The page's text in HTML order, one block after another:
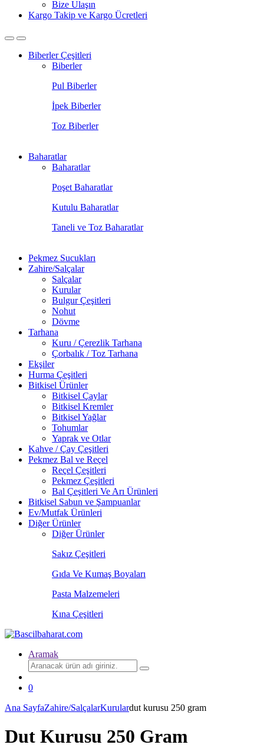
Bize Ulaşın
Kargo Takip ve Kargo Ücretleri
Biberler Çeşitleri
Biberler
Pul Biberler
İpek Biberler
Toz Biberler
Baharatlar
Baharatlar
Poşet Baharatlar
Kutulu Baharatlar
Taneli ve Toz Baharatlar
Pekmez Sucukları
Zahire/Salçalar
Salçalar
Kurular
Bulgur Çeşitleri
Nohut
Dövme
Tarhana
Kuru / Çerezlik Tarhana
Çorbalık / Toz Tarhana
Ekşiler
Hurma Çeşitleri
Bitkisel Ürünler
Bitkisel Çaylar
Bitkisel Kremler
Bitkisel Yağlar
Tohumlar
Yaprak ve Otlar
Kahve / Çay Çeşitleri
Pekmez Bal ve Reçel
Reçel Çeşitleri
Pekmez Çeşitleri
Bal Çeşitleri Ve Arı Ürünleri
Bitkisel Sabun ve Şampuanlar
Ev/Mutfak Ürünleri
Diğer Ürünler
Diğer Ürünler
Sakız Çeşitleri
Gıda Ve Kumaş Boyaları
Pasta Malzemeleri
Kına Çeşitleri
Aramak
Aramak:
0
Ana SayfaZahire/SalçalarKurulardut kurusu 250 gram
Dut Kurusu 250 Gram